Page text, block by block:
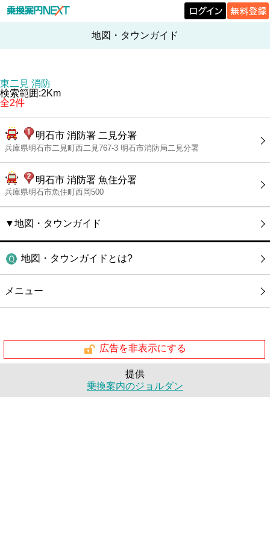
地図・タウンガイド
東二見 消防
検索範囲:2Km
全2件
明石市 消防署 二見分署
兵庫県明石市二見町西二見767-3 明石市消防局二見分署
明石市 消防署 魚住分署
兵庫県明石市魚住町西岡500
▼地図・タウンガイド
地図・タウンガイドとは?
メニュー
広告を非表示にする
提供
乗換案内のジョルダン